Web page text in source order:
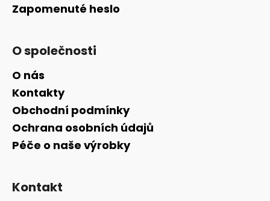
Zapomenuté heslo
O společnosti
O nás
Kontakty
Obchodní podmínky
Ochrana osobních údajů
Péče o naše výrobky
Kontakt